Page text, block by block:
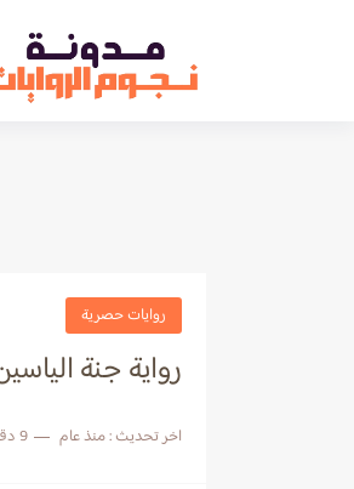
روايات حصرية
رواية جنة
اخر تحديث :منذ عام 9 دقائق للقراءة